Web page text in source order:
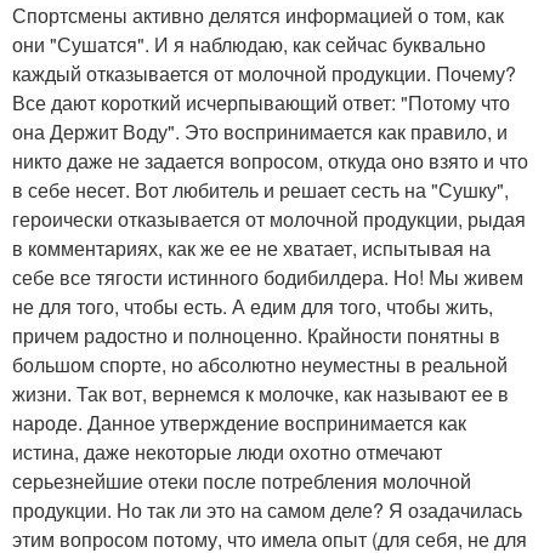
Спортсмены активно делятся информацией о том, как
они "Сушатся". И я наблюдаю, как сейчас буквально
каждый отказывается от молочной продукции. Почему?
Все дают короткий исчерпывающий ответ: "Потому что
она Держит Воду". Это воспринимается как правило, и
никто даже не задается вопросом, откуда оно взято и что
в себе несет. Вот любитель и решает сесть на "Сушку",
героически отказывается от молочной продукции, рыдая
в комментариях, как же ее не хватает, испытывая на
себе все тягости истинного бодибилдера. Но! Мы живем
не для того, чтобы есть. А едим для того, чтобы жить,
причем радостно и полноценно. Крайности понятны в
большом спорте, но абсолютно неуместны в реальной
жизни. Так вот, вернемся к молочке, как называют ее в
народе. Данное утверждение воспринимается как
истина, даже некоторые люди охотно отмечают
серьезнейшие отеки после потребления молочной
продукции. Но так ли это на самом деле? Я озадачилась
этим вопросом потому, что имела опыт (для себя, не для